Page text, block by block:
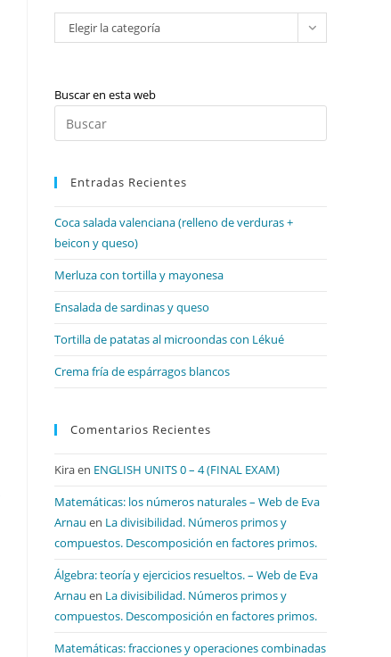
Categorías
Elegir la categoría
Buscar en esta web
Escape
Entradas Recientes
Coca salada valenciana (relleno de verduras +
beicon y queso)
Merluza con tortilla y mayonesa
Ensalada de sardinas y queso
Tortilla de patatas al microondas con Lékué
Crema fría de espárragos blancos
Comentarios Recientes
Kiraen ENGLISH UNITS 0 – 4 (FINAL EXAM)
Matemáticas: los números naturales – Web de Eva
Arnau en La divisibilidad. Números primos y
compuestos. Descomposición en factores primos.
Álgebra: teoría y ejercicios resueltos. – Web de Eva
Arnau en La divisibilidad. Números primos y
compuestos. Descomposición en factores primos.
Matemáticas: fracciones y operaciones combinadas